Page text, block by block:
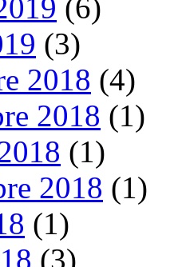
(6)
(3)
2018 (4)
2018 (1)
(1)
2018 (1)
(1)
(3)